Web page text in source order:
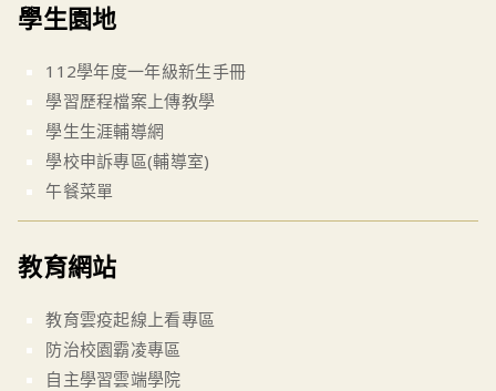
學生園地
112學年度一年級新生手冊
學習歷程檔案上傳教學
學生生涯輔導網
學校申訴專區(輔導室)
午餐菜單
教育網站
教育雲疫起線上看專區
防治校園霸凌專區
自主學習雲端學院